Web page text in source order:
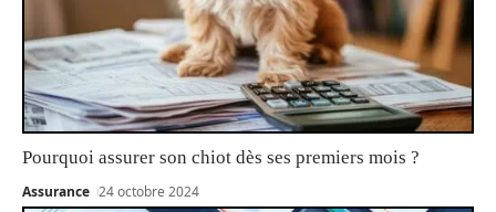
Pourquoi assurer son chiot dès ses premiers mois ?
Assurance 24 octobre 2024